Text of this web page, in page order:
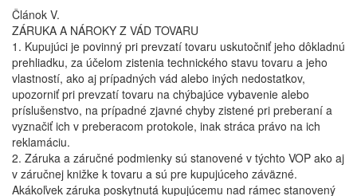
Článok V.
ZÁRUKA A NÁROKY Z VÁD TOVARU
1. Kupujúci je povinný pri prevzatí tovaru uskutočniť jeho dôkladnú
prehliadku, za účelom zistenia technického stavu tovaru a jeho
vlastností, ako aj prípadných vád alebo iných nedostatkov,
upozorniť pri prevzatí tovaru na chýbajúce vybavenie alebo
príslušenstvo, na prípadné zjavné chyby zistené pri preberaní a
vyznačiť ich v preberacom protokole, inak stráca právo na ich
reklamáciu.
2. Záruka a záručné podmienky sú stanovené v týchto VOP ako aj
v záručnej knižke k tovaru a sú pre kupujúceho záväzné.
Akákoľvek záruka poskytnutá kupujúcemu nad rámec stanovený